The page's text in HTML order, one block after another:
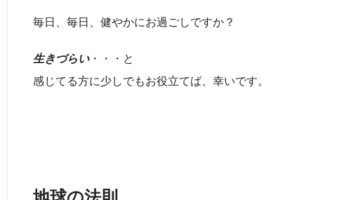
毎日、毎日、健やかにお過ごしですか？
生きづらい・・・と
感じてる方に少しでもお役立てば、幸いです。